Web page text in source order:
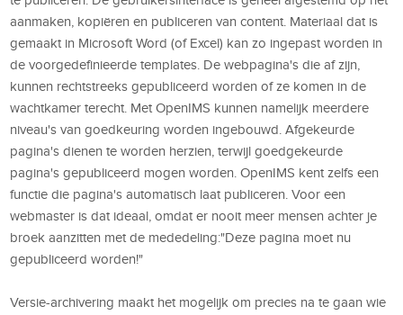
aanmaken, kopiëren en publiceren van content. Materiaal dat is
gemaakt in Microsoft Word (of Excel) kan zo ingepast worden in
de voorgedefinieerde templates. De webpagina's die af zijn,
kunnen rechtstreeks gepubliceerd worden of ze komen in de
wachtkamer terecht. Met OpenIMS kunnen namelijk meerdere
niveau's van goedkeuring worden ingebouwd. Afgekeurde
pagina's dienen te worden herzien, terwijl goedgekeurde
pagina's gepubliceerd mogen worden. OpenIMS kent zelfs een
functie die pagina's automatisch laat publiceren. Voor een
webmaster is dat ideaal, omdat er nooit meer mensen achter je
broek aanzitten met de mededeling:"Deze pagina moet nu
gepubliceerd worden!"
Versie-archivering maakt het mogelijk om precies na te gaan wie